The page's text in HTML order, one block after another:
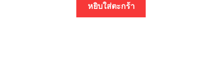
หยิบใส่ตะกร้า